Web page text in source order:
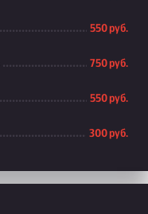
550 руб.
750 руб.
550 руб.
300 руб.